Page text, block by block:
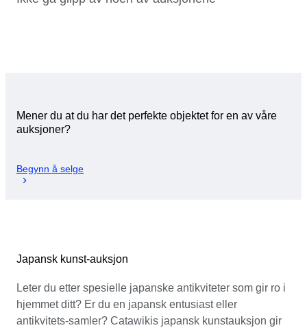
Mener du at du har det perfekte objektet for en av våre
auksjoner?
Begynn å selge
Japansk kunst-auksjon
Leter du etter spesielle japanske antikviteter som gir ro i
hjemmet ditt? Er du en japansk entusiast eller
antikvitets-samler? Catawikis japansk kunstauksjon gir